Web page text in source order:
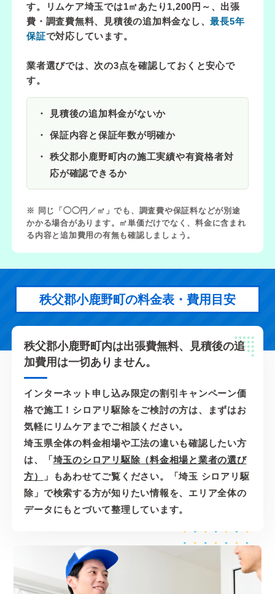
す。リムケア埼玉では1㎡あたり1,200円～ 、出張
費・調査費無料、見積後の追加料金なし、最長5年
保証で対応しています。
業者選びでは、次の3点を確認しておくと安心で
す。
見積後の追加料金がないか
保証内容と保証年数が明確か
秩父郡小鹿野町内の施工実績や有資格者対
応が確認できるか
※ 同じ「◯◯円／㎡」でも、調査費や保証料などが別途
かかる場合があります。㎡単価だけでなく、料金に含まれ
る内容と追加費用の有無も確認しましょう。
秩父郡小鹿野町の料金表・費用目安
秩父郡小鹿野町内は出張費無料、見積後の追
加費用は一切ありません。
インターネット申し込み限定の割引キャンペーン価
格で施工！シロアリ駆除をご検討の方は、まずはお
気軽にリムケアまでご相談ください。
埼玉県全体の料金相場や工法の違いも確認したい方
は、「埼玉のシロアリ駆除（料金相場と業者の選び
方）
」もあわせてご覧ください。「埼玉 シロアリ駆
除」で検索する方が知りたい情報を、エリア全体の
データにもとづいて整理しています。